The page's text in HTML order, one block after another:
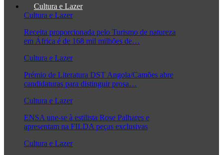
Cultura e Lazer
Cultura e Lazer
Receita proporcionada pelo Turismo de natureza
em África é de 168 mil milhões de…
Cultura e Lazer
Prémio de Literatura DST Angola/Camões abre
candidaturas para distinguir prosa…
Cultura e Lazer
ENSA une-se à estilista Rose Palhares e
apresentam na FILDA peças exclusivas
Cultura e Lazer